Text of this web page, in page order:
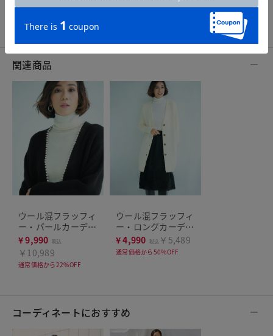
レビューをもっと見る
関連商品
ウール混フラッフィ
ー・パールカーディ
ガン
¥9,990 税込
￥10,989
通常価格から22%OFF
ウール混フラッフィ
ー・ロングカーディ
ガン
¥4,990 税込 ￥5,489
通常価格から50%OFF
コーディネートにおすすめ